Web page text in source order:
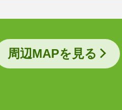
周辺MAPを見る